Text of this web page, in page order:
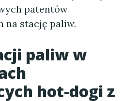
patentów
na stację paliw.
paliw w
hot-dogi z